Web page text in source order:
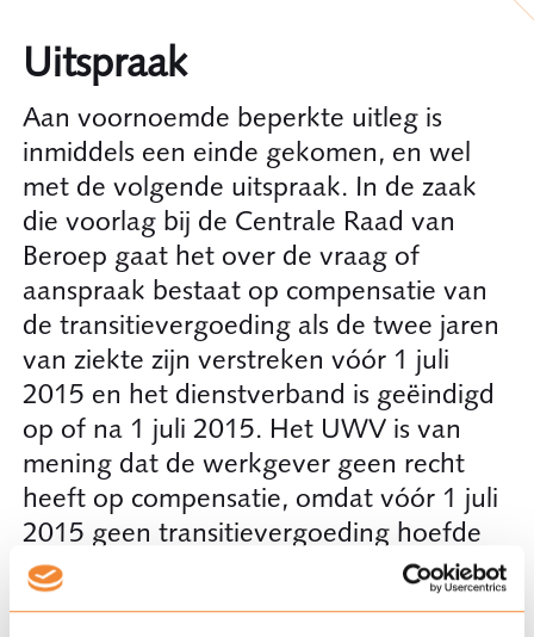
Uitspraak
Aan voornoemde beperkte uitleg is
inmiddels een einde gekomen, en wel
met de volgende uitspraak. In de zaak
die voorlag bij de Centrale Raad van
Beroep gaat het over de vraag of
aanspraak bestaat op compensatie van
de transitievergoeding als de twee jaren
van ziekte zijn verstreken vóór 1 juli
2015 en het dienstverband is geëindigd
op of na 1 juli 2015. Het UWV is van
mening dat de werkgever geen recht
heeft op compensatie, omdat vóór 1 juli
2015 geen transitievergoeding hoefde
te worden betaald bij beëindiging van
de arbeidsovereenkomst. De